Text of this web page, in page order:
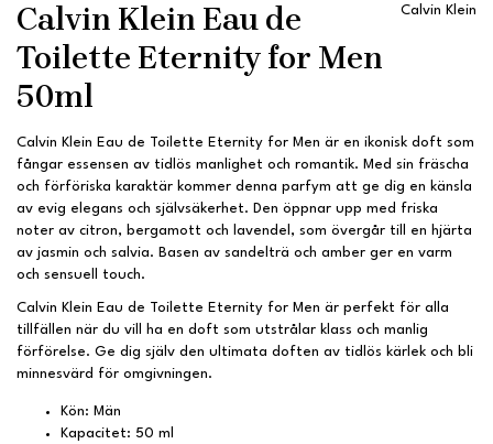
Calvin Klein Eau de
Toilette Eternity for Men
50ml
Calvin Klein
Calvin Klein Eau de Toilette Eternity for Men är en ikonisk doft som
fångar essensen av tidlös manlighet och romantik. Med sin fräscha
och förföriska karaktär kommer denna parfym att ge dig en känsla
av evig elegans och självsäkerhet. Den öppnar upp med friska
noter av citron, bergamott och lavendel, som övergår till en hjärta
av jasmin och salvia. Basen av sandelträ och amber ger en varm
och sensuell touch.
Calvin Klein Eau de Toilette Eternity for Men är perfekt för alla
tillfällen när du vill ha en doft som utstrålar klass och manlig
förförelse. Ge dig själv den ultimata doften av tidlös kärlek och bli
minnesvärd för omgivningen.
Kön: Män
Kapacitet: 50 ml